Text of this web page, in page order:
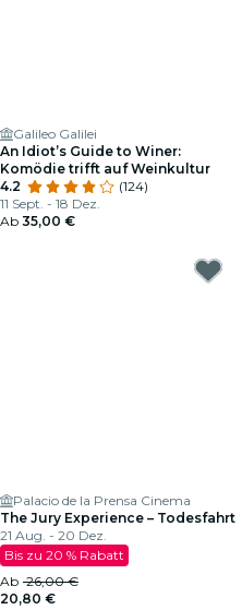
Galileo Galilei
An Idiot’s Guide to Winer:
Komödie trifft auf Weinkultur
4.2
(124)
11 Sept. - 18 Dez.
Ab 35,00 €
Palacio de la Prensa Cinema
The Jury Experience – Todesfahrt
21 Aug. - 20 Dez.
Bis zu 20 % Rabatt
Ab 26,00 €
20,80 €